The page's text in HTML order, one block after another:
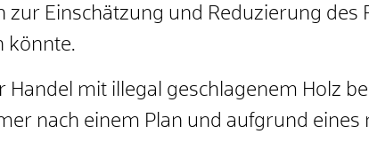
zur Einschätzung und Reduzierung des
könnte.
Handel mit illegal geschlagenem Holz
nach einem Plan und aufgrund